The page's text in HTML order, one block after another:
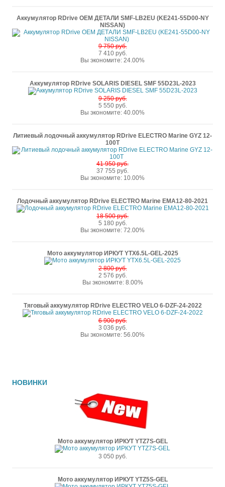
Аккумулятор RDrive OEM ДЕТАЛИ SMF-LB2EU (KE241-55D00-NY
NISSAN)
9 750 руб.
7 410 руб.
Вы экономите: 24.00%
Аккумулятор RDrive SOLARIS DIESEL SMF 55D23L-2023
9 250 руб.
5 550 руб.
Вы экономите: 40.00%
Литиевый лодочный аккумулятор RDrive ELECTRO Marine GYZ 12-
100T
41 950 руб.
37 755 руб.
Вы экономите: 10.00%
Лодочный аккумулятор RDrive ELECTRO Marine EMA12-80-2021
18 500 руб.
5 180 руб.
Вы экономите: 72.00%
Мото аккумулятор ИРКУТ YTX6.5L-GEL-2025
2 800 руб.
2 576 руб.
Вы экономите: 8.00%
Тяговый аккумулятор RDrive ELECTRO VELO 6-DZF-24-2022
6 900 руб.
3 036 руб.
Вы экономите: 56.00%
НОВИНКИ
Мото аккумулятор ИРКУТ YTZ7S-GEL
3 050 руб.
Мото аккумулятор ИРКУТ YTZ5S-GEL